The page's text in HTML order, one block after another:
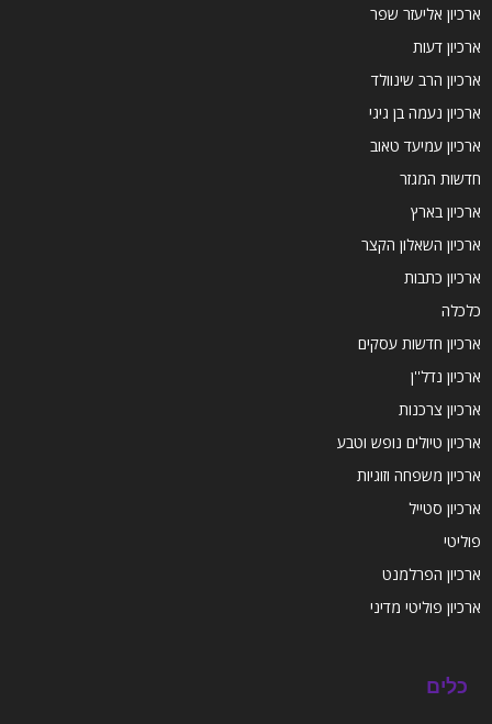
ארכיון אליעזר שפר
ארכיון דעות
ארכיון הרב שינוולד
ארכיון נעמה בן גיגי
ארכיון עמיעד טאוב
חדשות המגזר
ארכיון בארץ
ארכיון השאלון הקצר
ארכיון כתבות
כלכלה
ארכיון חדשות עסקים
ארכיון נדל''ן
ארכיון צרכנות
ארכיון טיולים נופש וטבע
ארכיון משפחה וזוגיות
ארכיון סטייל
פוליטי
ארכיון הפרלמנט
ארכיון פוליטי מדיני
כלים